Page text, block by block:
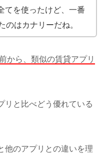
てを使ったけど、一番
のはカナリーだね。
から、類似の賃貸アプリ
リと比べどう優れている
他のアプリとの違いを理